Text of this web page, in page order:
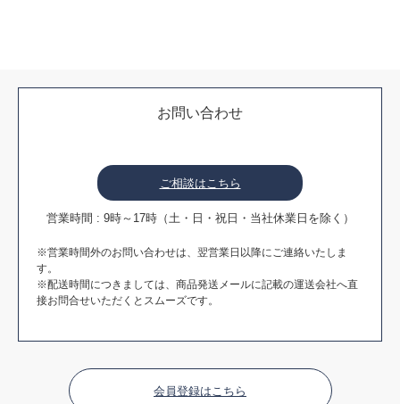
お問い合わせ
ご相談はこちら
営業時間 : 9時～17時（土・日・祝日・当社休業日を除く）
※営業時間外のお問い合わせは、翌営業日以降にご連絡いたしま
す。
※配送時間につきましては、商品発送メールに記載の運送会社へ直
接お問合せいただくとスムーズです。
会員登録はこちら